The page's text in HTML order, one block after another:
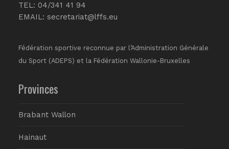
TEL: 04/341 41 94
EMAIL: secretariat@lffs.eu
Fédération sportive reconnue par l’Administration Générale
du Sport (ADEPS) et la Fédération Wallonie-Bruxelles
Provinces
Brabant Wallon
Hainaut